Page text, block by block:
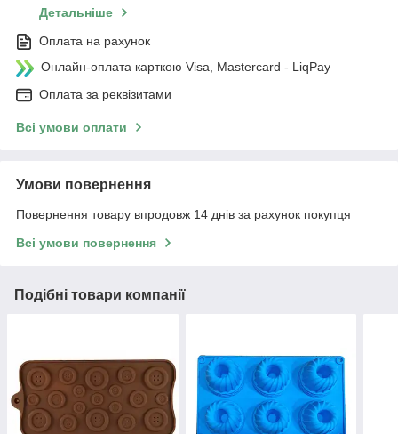
Детальніше
Оплата на рахунок
Онлайн-оплата карткою Visa, Mastercard - LiqPay
Оплата за реквізитами
Всі умови оплати
Умови повернення
Повернення товару впродовж 14 днів за рахунок покупця
Всі умови повернення
Подібні товари компанії